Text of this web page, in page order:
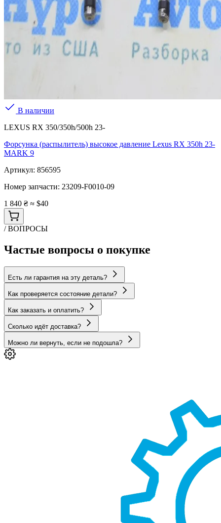
В наличии
LEXUS RX 350/350h/500h 23-
Форсунка (распылитель) высокое давление Lexus RX 350h 23-
MARK 9
Артикул: 856595
Номер запчасти: 23209-F0010-09
1 840 ₴ ≈ $40
/ ВОПРОСЫ
Частые вопросы о покупке
Есть ли гарантия на эту деталь?
Как проверяется состояние детали?
Как заказать и оплатить?
Сколько идёт доставка?
Можно ли вернуть, если не подошла?